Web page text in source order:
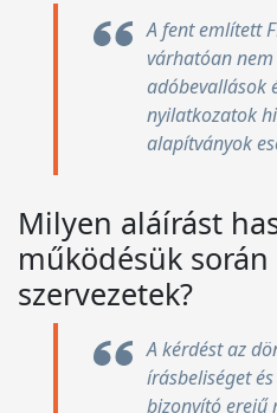
A fent említett
várhatóan nem
adóbevallások
nyilatkozatok
alapítványok
Milyen aláírást
működésük során
szervezetek?
A kérdést az
írásbeliséget
bizonyító